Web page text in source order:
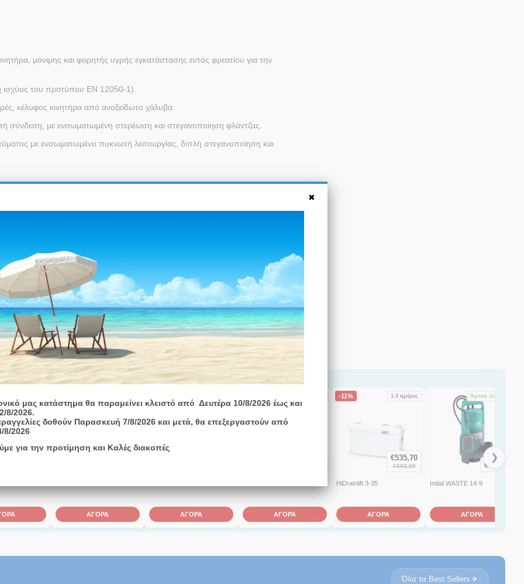
μόνιμης και φορητής υγρής εγκατάστασης εντός φρεατίου για την
του προτύπου EN 12050-1).
κέλυφος κινητήρα από ανοξείδωτο χάλυβα.
σύνδεση, με ενσωματωμένη στερέωση και στεγανοποίηση φλάντζας.
με ενσωματωμένο πυκνωτή λειτουργίας, διπλή στεγανοποίηση και
Περισσότερα
ΑΓΟΡΑ ΑΓΟΡΑ ΑΓΟΡΑ
-11% 1-3 ημέρες
€535,70
€602,00
HiDrainlift 3-35
ΑΓΟΡΑ
Άμεσα διαθέσιμο
€ 205,40
Initial WASTE 14-9
ΑΓΟΡΑ
❯
Όλα τα Best Sellers
μας κατάστημα θα παραμείνει κλειστό από Δευτέρα 10/8/2026 έως και
8/2026.
δοθούν Παρασκευή 7/8/2026 και μετά, θα επεξεργαστούν από
8/2026
για την προτίμηση και Καλές διακοπές